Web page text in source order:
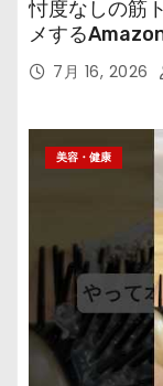
忖度なしの筋
メする
の 7月 16, 2026
美容・健康